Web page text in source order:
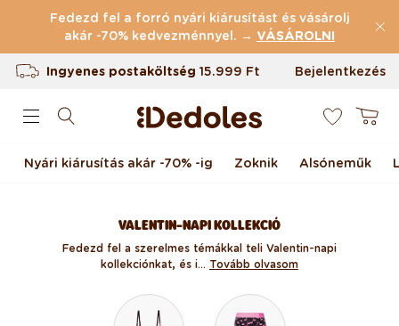
Ugrás a tartalomhoz
Fedezd fel a forró nyári kiárusítást és vásárolj
akár -70% kedvezménnyel. → VÁSÁROLNI
Ingyenes postaköltség15.999 Ft
Termékvisszaküldés 100 napig
Egyedi design nálunk készült
Bejelentkezés
Kosár
Nyári kiárusítás akár -70% -ig Zoknik Alsóneműk
VALENTIN-NAPI KOLLEKCIÓ
Fedezd fel a szerelmes témákkal teli Valentin-napi
kollekciónkat, és i... Tovább olvasom